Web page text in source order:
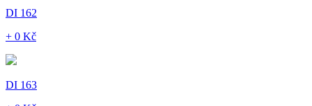
DI 162
+ 0 Kč
DI 163